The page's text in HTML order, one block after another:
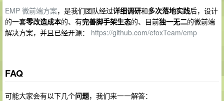
EMP 微前端方案，是我们团队经过详细调研和多次落地实践后，设计
的一套零改造成本的、有完善脚手架生态的、目前独一无二的微前端
解决方案，并且已经开源： https://github.com/efoxTeam/emp
FAQ
可能大家会有以下几个问题，我们来一一解答：